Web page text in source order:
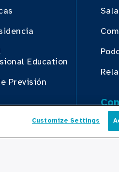
Education
Previsión
Customize Settings